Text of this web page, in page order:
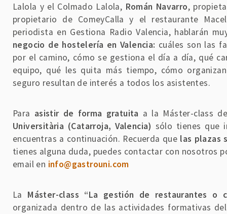
Lalola y el Colmado Lalola, Román Navarro,
propietario de ComeyCalla y el restaurante
periodista en Gestiona Radio Valencia, hablarán
negocio de hostelería en Valencia: cuáles son las
por el camino, cómo se gestiona el día a día, qué
equipo, qué les quita más tiempo, cómo
seguro resultan de interés a todos los asistentes.
Para asistir de forma gratuita a la Máster-class
Universitària (Catarroja, Valencia) sólo tienes que
encuentras a continuación. Recuerda que las plazas
tienes alguna duda, puedes contactar con nosotros
email en info@gastrouni.com
La Máster-class “La gestión de restaurantes o
organizada dentro de las actividades formativas